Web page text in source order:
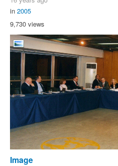
in 2005
9,730 views
Image